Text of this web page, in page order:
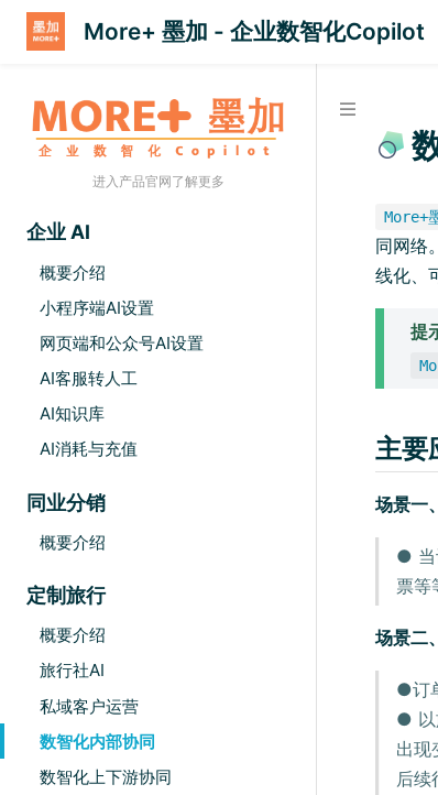
More+ 墨加 - 企业数智化Copilot
进入产品官网了解更多
企业 AI
概要介绍
小程序端AI设置
网页端和公众号AI设置
AI客服转人工
AI知识库
AI消耗与充值
同业分销
概要介绍
定制旅行
概要介绍
旅行社AI
私域客户运营
数智化内部协同
数智化上下游协同
More+
同网络
线化、
提
主要
场景一
● 当
票等
场景二
●订
● 以
出现
后续